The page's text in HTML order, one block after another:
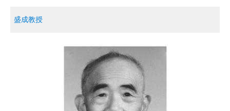
盛成教授